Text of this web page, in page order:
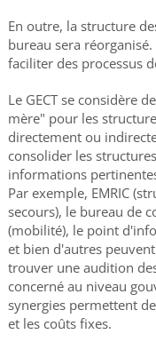
En outre, la structure
bureau sera
faciliter des processus
Le GECT se considère
mère" pour les
directement ou
consolider les
informations
Par exemple, EMRIC
secours), le bureau de
(mobilité), le point
et bien d'autres
trouver une audition
concerné au niveau
synergies permettent
et les coûts fixes.